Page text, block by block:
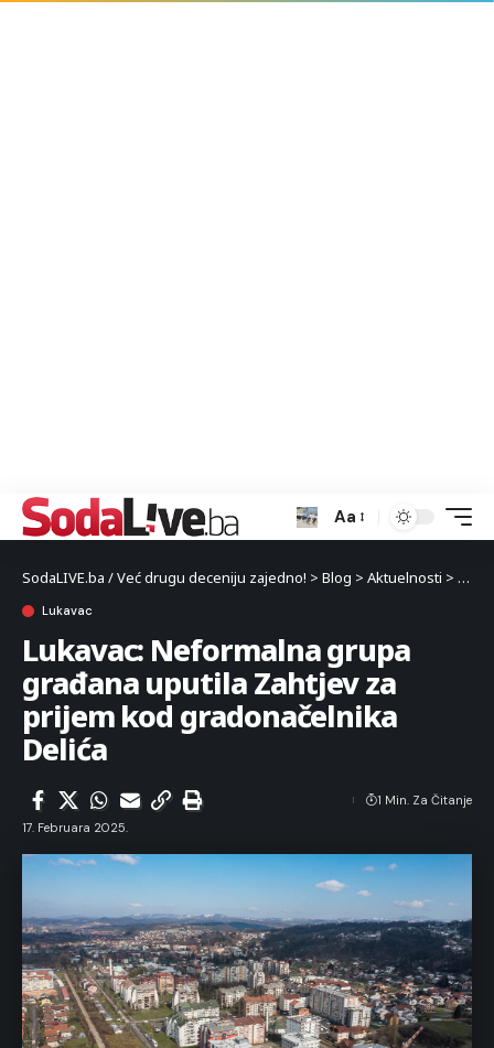
Aa
SodaLIVE.ba / Već drugu deceniju zajedno! > Blog > Aktuelnosti >
Lukavac
Lukavac: Neformalna grupa
građana uputila Zahtjev za
prijem kod gradonačelnika
Delića
17. Februara 2025.
1 Min. Za Čitanje